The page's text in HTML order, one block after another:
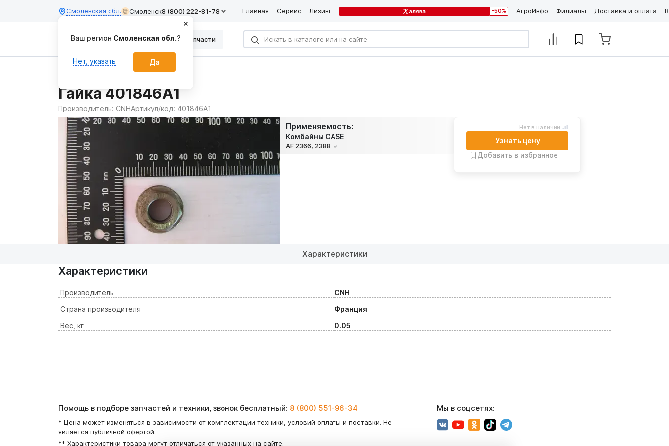
Смоленская обл. Смоленск8 (800) 222-81-78 Главная Сервис Лизинг -50% АгроИнфо Филиалы Доставка и оплата
Каталог Запчасти
Гайка 401846A1
Производитель: CNHАртикул/код: 401846A1
Применяемость:
Комбайны CASE
AF 2366, 2388
Нет в наличии
Узнать цену
Добавить в избранное
Характеристики
Характеристики
Производитель
CNH
Страна производителя
Франция
Вес, кг
0.05
Помощь в подборе запчастей и техники, звонок бесплатный: 8 (800) 551-96-34
* Цена может изменяться в зависимости от комплектации техники, условий оплаты и поставки. Не
является публичной офертой.
** Характеристики товара могут отличаться от указанных на сайте.
Мы в соцсетях:
Ваш регион Смоленская обл.?
Нет, указать Да